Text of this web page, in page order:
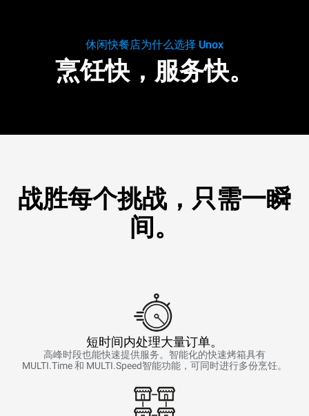
休闲快餐店为什么选择 Unox
烹饪快，服务快。
战胜每个挑战，只需一瞬
间。
短时间内处理大量订单。
高峰时段也能快速提供服务。智能化的快速烤箱具有
MULTI.Time 和 MULTI.Speed智能功能，可同时进行多份烹饪。